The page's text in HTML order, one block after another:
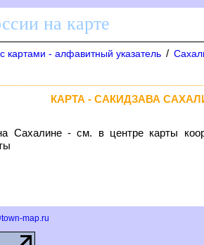
на карте
картами - алфавитный указатель /
КАРТА - САКИДЗАВА
Сахалине - см. в центре карты
map.ru